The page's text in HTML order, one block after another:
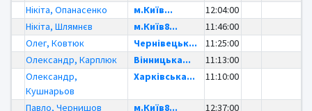
Нікіта, Опанасенко
м.Київ...
12:04:00
Нікіта, Шлямнєв
м.Київ8...
11:46:00
Олег, Ковтюк
Чернівецьк...
11:25:00
Олександр, Карплюк
Вінницька...
11:13:00
Олександр,
Кушнарьов
Харківська... 11:10:00
Павло, Чернишов м.Київ8...
12:37:00